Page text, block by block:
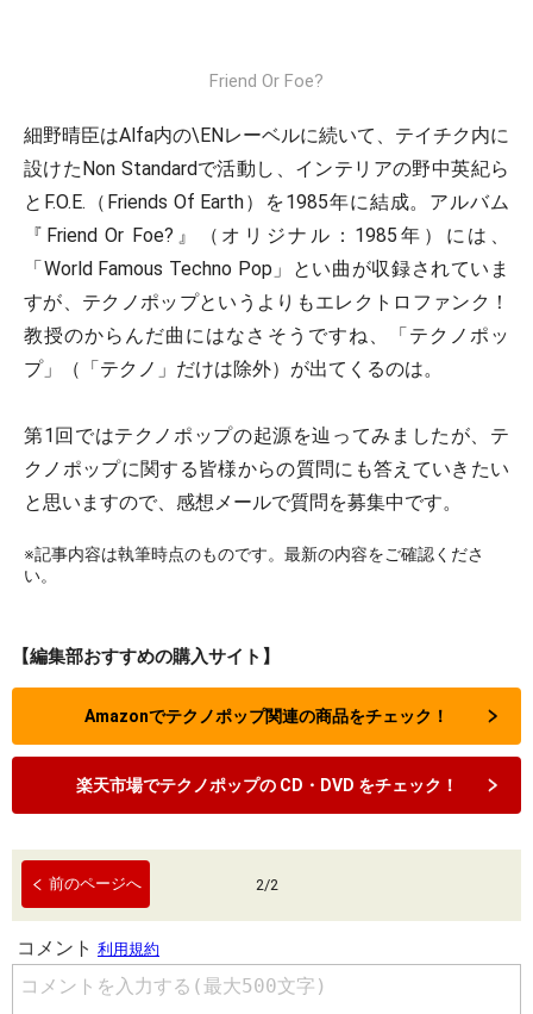
Friend Or Foe?
細野晴臣はAlfa内の\ENレーベルに続いて、テイチク内に
設けたNon Standardで活動し、インテリアの野中英紀ら
とF.O.E.（Friends Of Earth）を1985年に結成。アルバム
『Friend Or Foe?』（オリジナル：1985年）には、
「World Famous Techno Pop」とい曲が収録されていま
すが、テクノポップというよりもエレクトロファンク！
教授のからんだ曲にはなさそうですね、「テクノポッ
プ」（「テクノ」だけは除外）が出てくるのは。
第1回ではテクノポップの起源を辿ってみましたが、テ
クノポップに関する皆様からの質問にも答えていきたい
と思いますので、感想メールで質問を募集中です。
※記事内容は執筆時点のものです。最新の内容をご確認くださ
い。
【編集部おすすめの購入サイト】
Amazonでテクノポップ関連の商品をチェック！
楽天市場でテクノポップの CD・DVD をチェック！
前のページへ 2/2